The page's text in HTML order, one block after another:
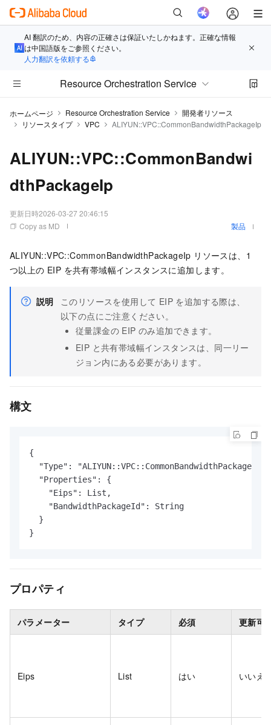
AI 翻訳のため、内容の正確さは保証いたしかねます。正確な情報
は中国語版をご参照ください。
人力翻訳を依頼する
Resource Orchestration Service
ホームページ Resource Orchestration Service
開発者リソース
リソースタイプ
VPC ALIYUN::VPC::CommonBandwidthPackageIp
ALIYUN::VPC::CommonBandwi
dthPackageIp
更新日時2026-03-27 20:46:15
Copy as MD
製品
ALIYUN::VPC::CommonBandwidthPackageIp リソースは、1
つ以上の EIP を共有帯域幅インスタンスに追加します。
説明
このリソースを使用して EIP を追加する際は、
以下の点にご注意ください。
従量課金の EIP のみ追加できます。
EIP と共有帯域幅インスタンスは、同一リー
ジョン内にある必要があります。
構文
{
  "Type": "ALIYUN::VPC::CommonBandwidthPackageIp",
  "Properties": {
    "Eips": List,
    "BandwidthPackageId": String
  }
}
プロパティ
パラメーター タイプ 必須 更新可
Eips List はい いいえ